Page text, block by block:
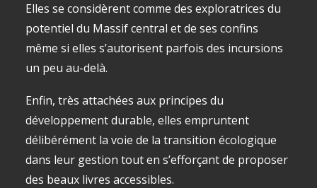
Elles se considèrent comme des exploratrices du
potentiel du Massif central et de ses confins
même si elles s’autorisent parfois des incursions
un peu au-delà.
Enfin, très attachées aux principes du
développement durable, elles empruntent
délibérément la voie de la transition écologique
dans leur gestion tout en s’efforçant de proposer
des beaux livres accessibles.